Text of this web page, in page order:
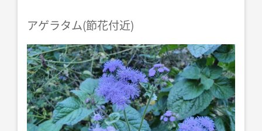
アゲラタム(節花付近)